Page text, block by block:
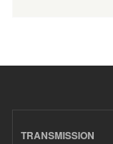
TRANSMISSION